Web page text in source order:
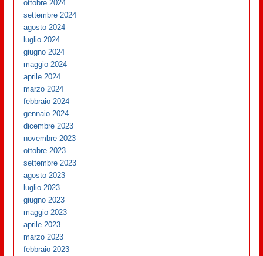
ottobre 2024
settembre 2024
agosto 2024
luglio 2024
giugno 2024
maggio 2024
aprile 2024
marzo 2024
febbraio 2024
gennaio 2024
dicembre 2023
novembre 2023
ottobre 2023
settembre 2023
agosto 2023
luglio 2023
giugno 2023
maggio 2023
aprile 2023
marzo 2023
febbraio 2023